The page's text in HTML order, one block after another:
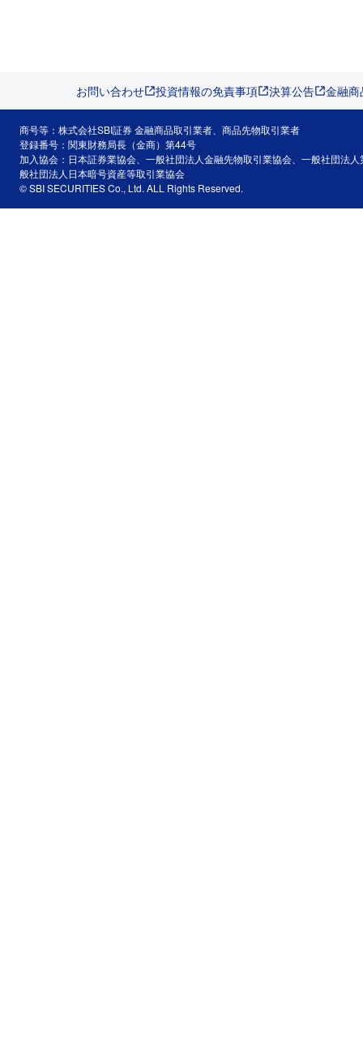
お問い合わせ 投資情報の免責事項 決算公告 金融
商号等：株式会社SBI証券 金融商品取引業者、商品先物取引業者
登録番号：関東財務局長（金商）第44号
加入協会：日本証券業協会、一般社団法人金融先物取引業協会、一般社団法
般社団法人日本暗号資産等取引業協会
© SBI SECURITIES Co., Ltd. ALL Rights Reserved.